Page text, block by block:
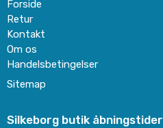
Forside
Retur
Kontakt
Om os
Handelsbetingelser
Sitemap
Silkeborg butik åbningstider